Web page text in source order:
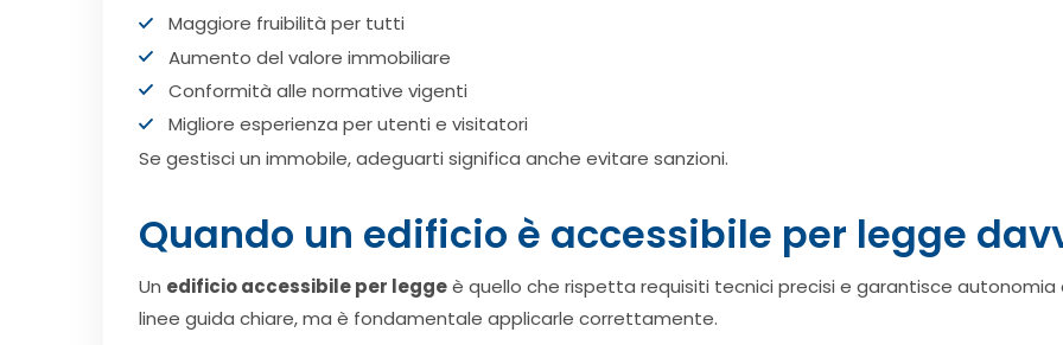
Maggiore fruibilità per tutti
Aumento del valore immobiliare
Conformità alle normative vigenti
Migliore esperienza per utenti e visitatori
Se gestisci un immobile, adeguarti significa anche evitare sanzioni.
Quando un edificio è accessibile per legge
Un edificio accessibile per leggeè quello che rispetta requisiti tecnici precisi e garantisce
linee guida chiare, ma è fondamentale applicarle correttamente.